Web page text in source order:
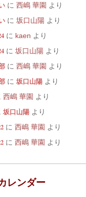
に 西嶋 華園 より
に 坂口山陽より
に kaen より
に 坂口山陽より
に 西嶋 華園 より
に 坂口山陽より
西嶋 華園 より
坂口山陽より
に 西嶋 華園 より
に 西嶋 華園 より
レンダー